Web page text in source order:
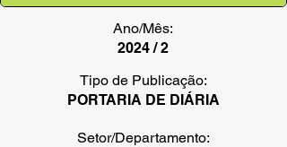
Ano/Mês:
2024 / 2
Tipo de Publicação:
PORTARIA DE DIÁRIA
Setor/Departamento: